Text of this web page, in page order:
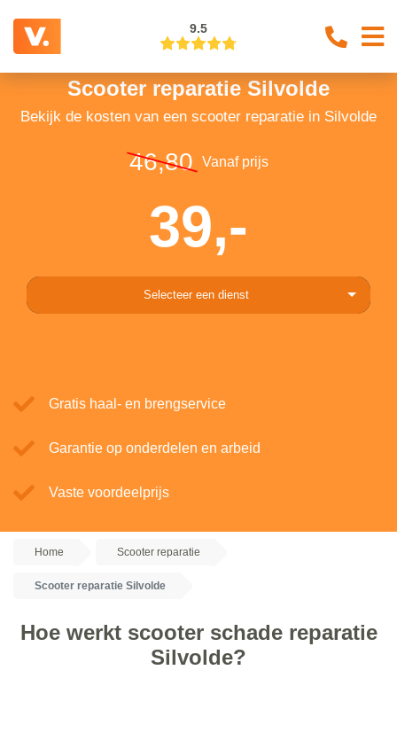
9.5
Scooter reparatie Silvolde
Bekijk de kosten van een scooter reparatie in Silvolde
46,80 Vanaf prijs
39,-
Selecteer een dienst
Gratis haal- en brengservice
Garantie op onderdelen en arbeid
Vaste voordeelprijs
Home Scooter reparatie
Scooter reparatie Silvolde
Hoe werkt scooter schade reparatie
Silvolde?